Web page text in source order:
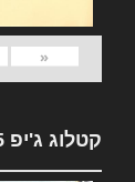
«
קטלוג ג'יפ 1985